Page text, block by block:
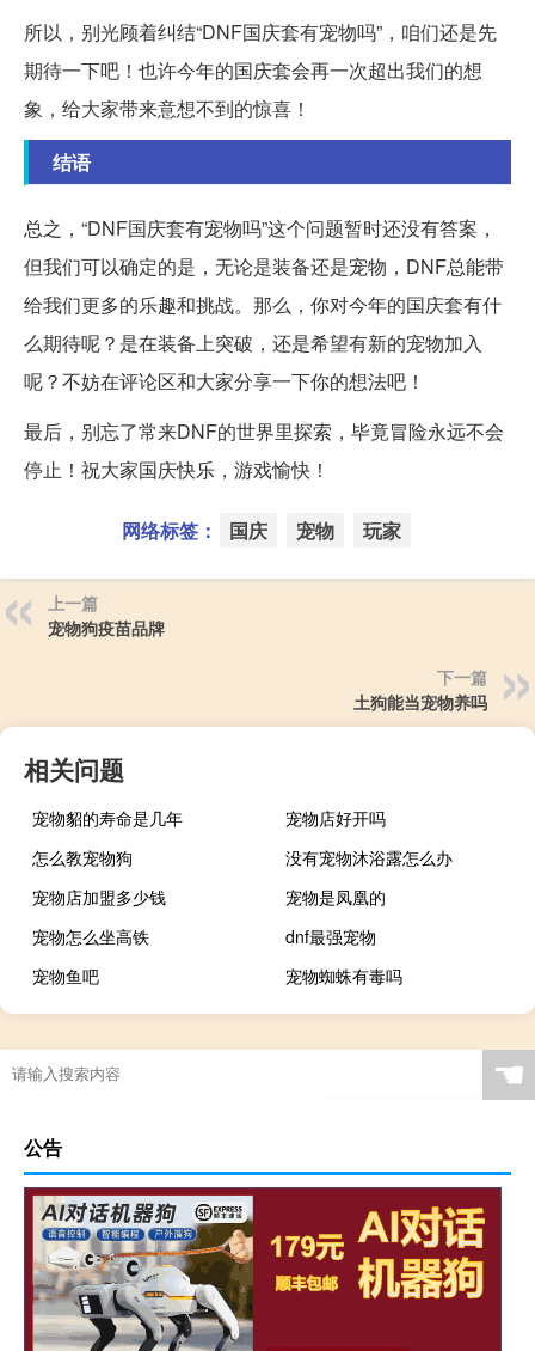
所以，别光顾着纠结“DNF国庆套有宠物吗”，咱们还是先
期待一下吧！也许今年的国庆套会再一次超出我们的想
象，给大家带来意想不到的惊喜！
结语
总之，“DNF国庆套有宠物吗”这个问题暂时还没有答案，
但我们可以确定的是，无论是装备还是宠物，DNF总能带
给我们更多的乐趣和挑战。那么，你对今年的国庆套有什
么期待呢？是在装备上突破，还是希望有新的宠物加入
呢？不妨在评论区和大家分享一下你的想法吧！
最后，别忘了常来DNF的世界里探索，毕竟冒险永远不会
停止！祝大家国庆快乐，游戏愉快！
网络标签： 国庆 宠物 玩家
上一篇
宠物狗疫苗品牌
下一篇
土狗能当宠物养吗
相关问题
宠物貂的寿命是几年
宠物店好开吗
怎么教宠物狗
没有宠物沐浴露怎么办
宠物店加盟多少钱
宠物是凤凰的
宠物怎么坐高铁
dnf最强宠物
宠物鱼吧
宠物蜘蛛有毒吗
☚
公告